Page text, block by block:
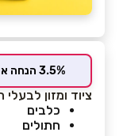
3.5% הנחה אוטומטית למשלמים בכרטיס המועדון
ציוד ומזון לבעלי
כלבים
חתולים